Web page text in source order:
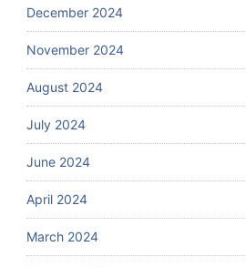
December 2024
November 2024
August 2024
July 2024
June 2024
April 2024
March 2024